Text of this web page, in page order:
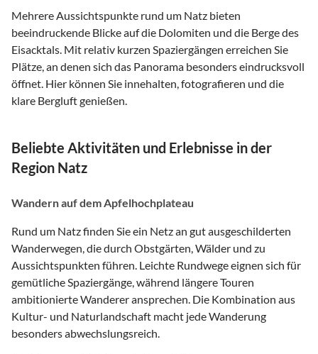
Mehrere Aussichtspunkte rund um Natz bieten
beeindruckende Blicke auf die Dolomiten und die Berge des
Eisacktals. Mit relativ kurzen Spaziergängen erreichen Sie
Plätze, an denen sich das Panorama besonders eindrucksvoll
öffnet. Hier können Sie innehalten, fotografieren und die
klare Bergluft genießen.
Beliebte Aktivitäten und Erlebnisse in der
Region Natz
Wandern auf dem Apfelhochplateau
Rund um Natz finden Sie ein Netz an gut ausgeschilderten
Wanderwegen, die durch Obstgärten, Wälder und zu
Aussichtspunkten führen. Leichte Rundwege eignen sich für
gemütliche Spaziergänge, während längere Touren
ambitionierte Wanderer ansprechen. Die Kombination aus
Kultur- und Naturlandschaft macht jede Wanderung
besonders abwechslungsreich.